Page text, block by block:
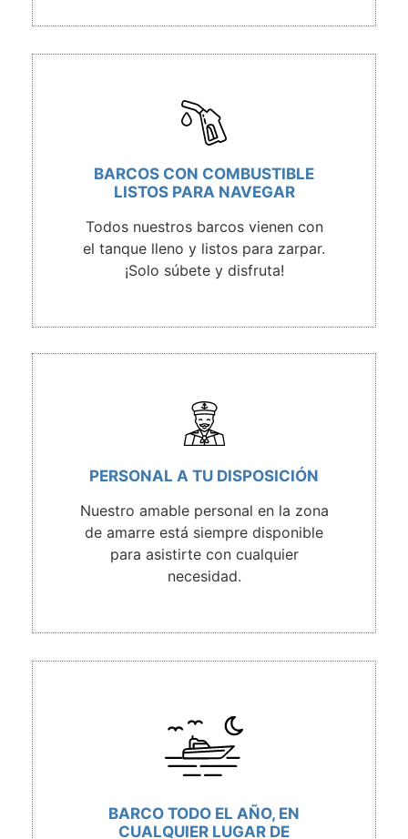
BARCOS CON COMBUSTIBLE
LISTOS PARA NAVEGAR
Todos nuestros barcos vienen con
el tanque lleno y listos para zarpar.
¡Solo súbete y disfruta!
PERSONAL A TU DISPOSICIÓN
Nuestro amable personal en la zona
de amarre está siempre disponible
para asistirte con cualquier
necesidad.
BARCO TODO EL AÑO, EN
CUALQUIER LUGAR DE